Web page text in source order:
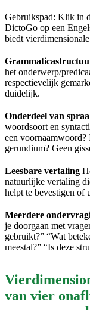
Gebruikspad: Klik in
DictoGo op een
biedt
het onderwerp/
respectievelijk
duidelijk.
Onderdeel van
woordsoort en
een voornaamwoord?
gerundium? Geen
Leesbare vertaling
natuurlijke vertaling
helpt te bevestigen of
Meerdere
je doorgaan met
gebruikt?” “Wat
meestal?” “Is deze
van vier